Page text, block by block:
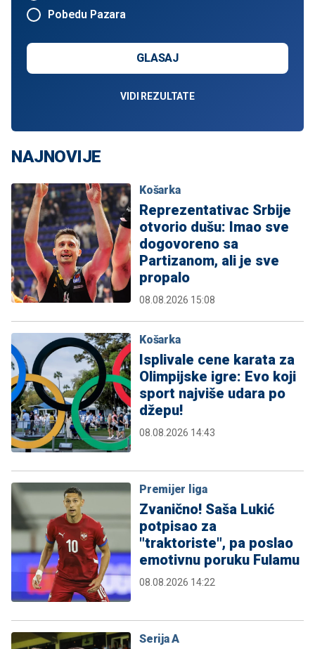
Pobedu Pazara
GLASAJ
VIDI REZULTATE
NAJNOVIJE
Košarka
Reprezentativac Srbije
otvorio dušu: Imao sve
dogovoreno sa
Partizanom, ali je sve
propalo
08.08.2026 15:08
Košarka
Isplivale cene karata za
Olimpijske igre: Evo koji
sport najviše udara po
džepu!
08.08.2026 14:43
Premijer liga
Zvanično! Saša Lukić
potpisao za
"traktoriste", pa poslao
emotivnu poruku Fulamu
08.08.2026 14:22
Serija A